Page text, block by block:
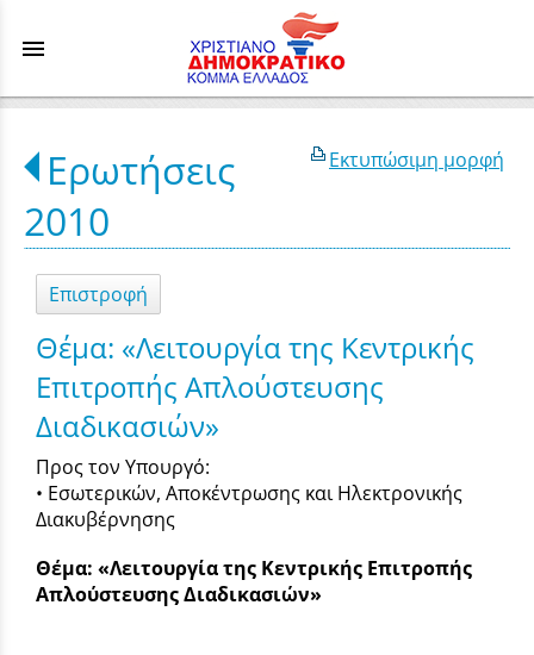
menu
Εκτυπώσιμη μορφή
Ερωτήσεις
2010
Επιστροφή
Θέμα: «Λειτουργία της Κεντρικής
Επιτροπής Απλούστευσης
Διαδικασιών»
Προς τον Υπουργό:
• Εσωτερικών, Αποκέντρωσης και Ηλεκτρονικής
Διακυβέρνησης
Θέμα: «Λειτουργία της Κεντρικής Επιτροπής
Απλούστευσης Διαδικασιών»